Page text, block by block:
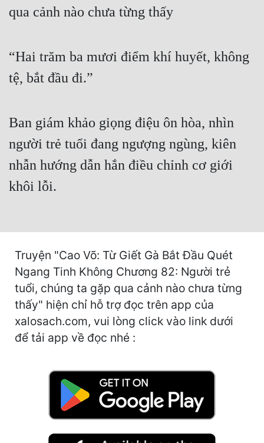
Truyện Dịch
Cung Đấu
Cổ Tiên Hiệp
Dã Sử
Dị Giới
Gia Đấu
Góc Nhìn Nam
qua cảnh nào chưa từng thấy
“Hai trăm ba mươi điểm khí huyết, không
tệ, bắt đầu đi.”
Ban giám khảo giọng điệu ôn hòa, nhìn
người trẻ tuổi đang ngượng ngùng, kiên
nhẫn hướng dẫn hắn điều chỉnh cơ giới
khôi lỗi.
Truyện "Cao Võ: Từ Giết Gà Bắt Đầu Quét
Ngang Tinh Không Chương 82: Người trẻ
tuổi, chúng ta gặp qua cảnh nào chưa từng
thấy" hiện chỉ hỗ trợ đọc trên app của
xalosach.com, vui lòng click vào link dưới
để tải app về đọc nhé :